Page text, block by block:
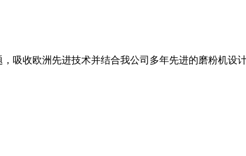
吸收欧洲先进技术并结合我公司多年先进的磨粉机设